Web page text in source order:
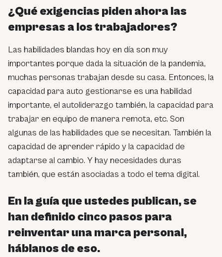
¿Qué exigencias piden ahora las
empresas a los trabajadores?
Las habilidades blandas hoy en día son muy
importantes porque dada la situación de la pandemia,
muchas personas trabajan desde su casa. Entonces, la
capacidad para auto gestionarse es una habilidad
importante, el autoliderazgo también, la capacidad para
trabajar en equipo de manera remota, etc. Son
algunas de las habilidades que se necesitan. También la
capacidad de aprender rápido y la capacidad de
adaptarse al cambio. Y hay necesidades duras
también, que están asociadas a todo el tema digital.
En la guía que ustedes publican, se
han definido cinco pasos para
reinventar una marca personal,
háblanos de eso.